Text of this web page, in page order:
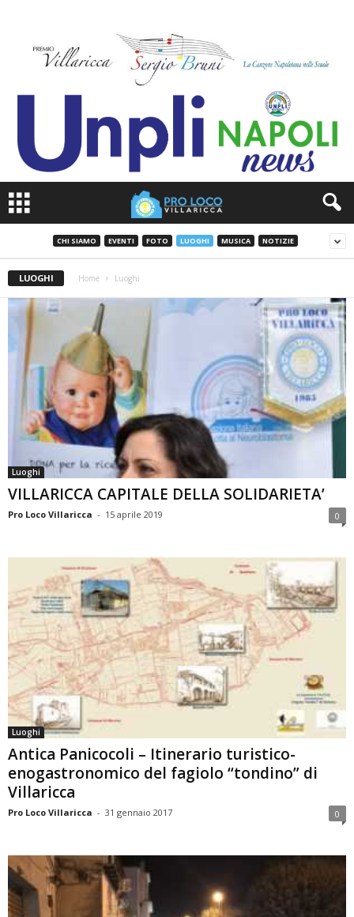
CHI SIAMO EVENTI FOTO LUOGHI MUSICA NOTIZIE
LUOGHI Home Luoghi
Luoghi
VILLARICCA CAPITALE DELLA SOLIDARIETA’
Pro Loco Villaricca - 15 aprile 2019 0
Luoghi
Antica Panicocoli – Itinerario turistico-
enogastronomico del fagiolo “tondino” di
Villaricca
Pro Loco Villaricca - 31 gennaio 2017 0